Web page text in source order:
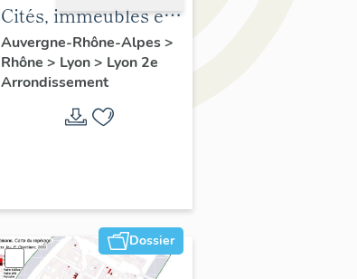
Cités, immeubles et
maisons. Ensemble
de l'habitat du
Confluent
Auvergne-Rhône-Alpes>
Rhône > Lyon> Lyon 2e
Arrondissement
Dossier